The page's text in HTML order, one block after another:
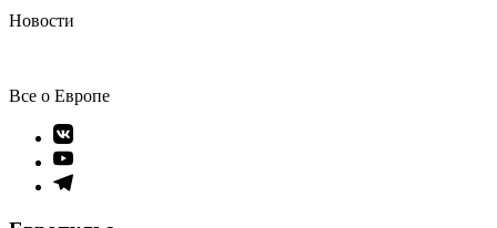
Новости
Все о Европе
Элемент
меню
Элемент
меню
Элемент